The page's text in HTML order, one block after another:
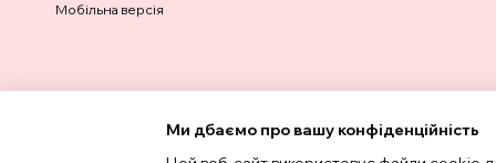
Мобільна версія
Ми дбаємо про вашу конфіденційність